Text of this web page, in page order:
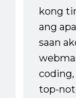
kong
ang
saan
top-